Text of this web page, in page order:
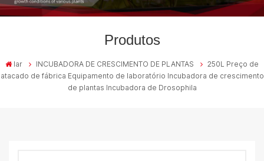
Produtos
lar INCUBADORA DE CRESCIMENTO DE PLANTAS
250L Preço de
atacado de fábrica Equipamento de laboratório Incubadora de crescimento
de plantas Incubadora de Drosophila